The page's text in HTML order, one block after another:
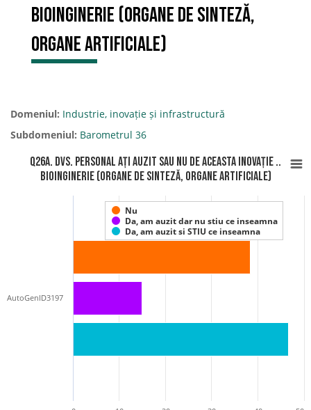
Bioinginerie (organe de sinteză,
organe artificiale)
Domeniul: Industrie, inovație și infrastructură
Subdomeniul: Barometrul 36
Q26A. Dvs. personal ați auzit sau nu de aceasta inovație ..
Bioinginerie (organe de sinteză, organe artificiale)
Nu
Da, am auzit dar nu stiu ce inseamna
Da, am auzit si STIU ce inseamna
AutoGenID3197